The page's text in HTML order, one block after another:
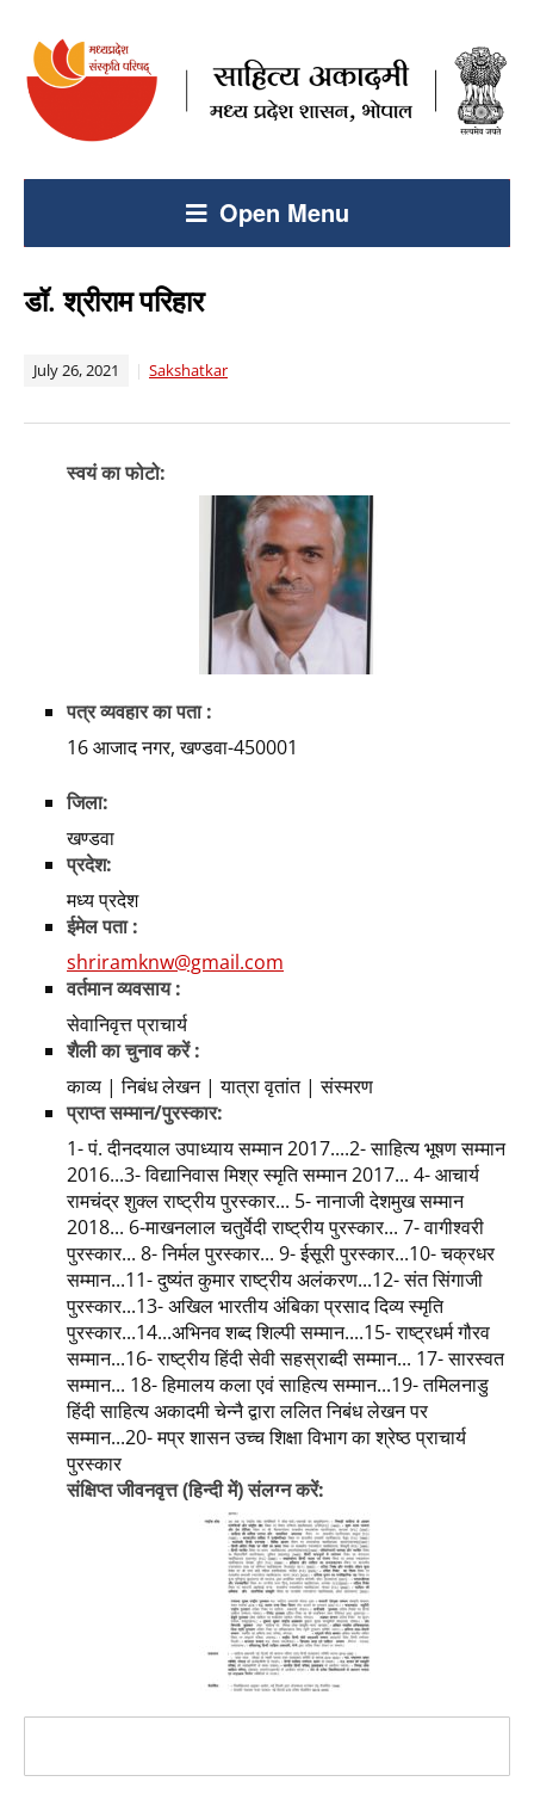
Open Menu
डॉ. श्रीराम परिहार
July 26, 2021 Sakshatkar
स्वयं का फोटो:
पत्र व्यवहार का पता :
16 आजाद नगर, खण्डवा-450001
जिला:
खण्डवा
प्रदेश:
मध्य प्रदेश
ईमेल पता :
shriramknw@gmail.com
वर्तमान व्यवसाय :
सेवानिवृत्त प्राचार्य
शैली का चुनाव करें :
काव्य | निबंध लेखन | यात्रा वृतांत | संस्मरण
प्राप्त सम्मान/पुरस्कार:
1- पं. दीनदयाल उपाध्याय सम्मान 2017....2- साहित्य भूषण सम्मान
2016...3- विद्यानिवास मिश्र स्मृति सम्मान 2017... 4- आचार्य
रामचंद्र शुक्ल राष्ट्रीय पुरस्कार... 5- नानाजी देशमुख सम्मान
2018... 6-माखनलाल चतुर्वेदी राष्ट्रीय पुरस्कार... 7- वागीश्वरी
पुरस्कार... 8- निर्मल पुरस्कार... 9- ईसूरी पुरस्कार...10- चक्रधर
सम्मान...11- दुष्यंत कुमार राष्ट्रीय अलंकरण...12- संत सिंगाजी
पुरस्कार...13- अखिल भारतीय अंबिका प्रसाद दिव्य स्मृति
पुरस्कार...14...अभिनव शब्द शिल्पी सम्मान....15- राष्ट्रधर्म गौरव
सम्मान...16- राष्ट्रीय हिंदी सेवी सहस्राब्दी सम्मान... 17- सारस्वत
सम्मान... 18- हिमालय कला एवं साहित्य सम्मान...19- तमिलनाडु
हिंदी साहित्य अकादमी चेन्नै द्वारा ललित निबंध लेखन पर
सम्मान...20- मप्र शासन उच्च शिक्षा विभाग का श्रेष्ठ प्राचार्य
पुरस्कार
संक्षिप्त जीवनवृत्त (हिन्दी में) संलग्न करें: